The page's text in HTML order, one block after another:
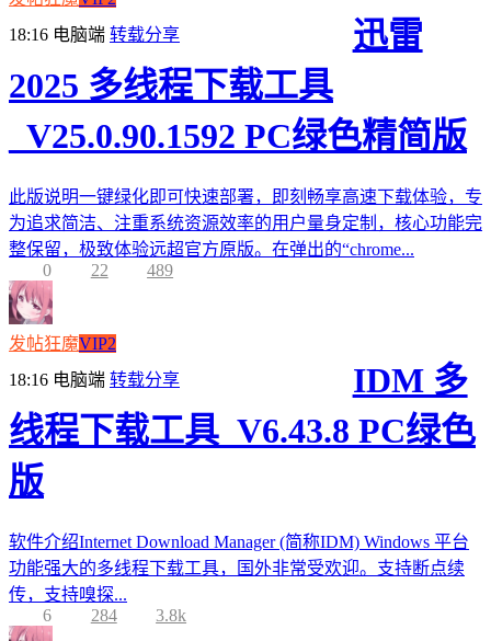
18:16 电脑端 转载分享
迅雷
2025 多线程下载工具
_V25.0.90.1592 PC绿色精简版
此版说明一键绿化即可快速部署，即刻畅享高速下载体验，专
为追求简洁、注重系统资源效率的用户量身定制，核心功能完
整保留，极致体验远超官方原版。在弹出的“chrome...
0
22 489
发帖狂魔VIP2
18:16 电脑端 转载分享
IDM 多
线程下载工具_V6.43.8 PC绿色
版
软件介绍Internet Download Manager (简称IDM) Windows 平台
功能强大的多线程下载工具，国外非常受欢迎。支持断点续
传，支持嗅探...
6
284 3.8k